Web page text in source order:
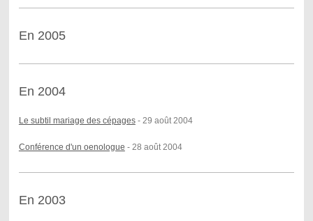
En 2005
En 2004
Le subtil mariage des cépages- 29 août 2004
Conférence d'un oenologue - 28 août 2004
En 2003